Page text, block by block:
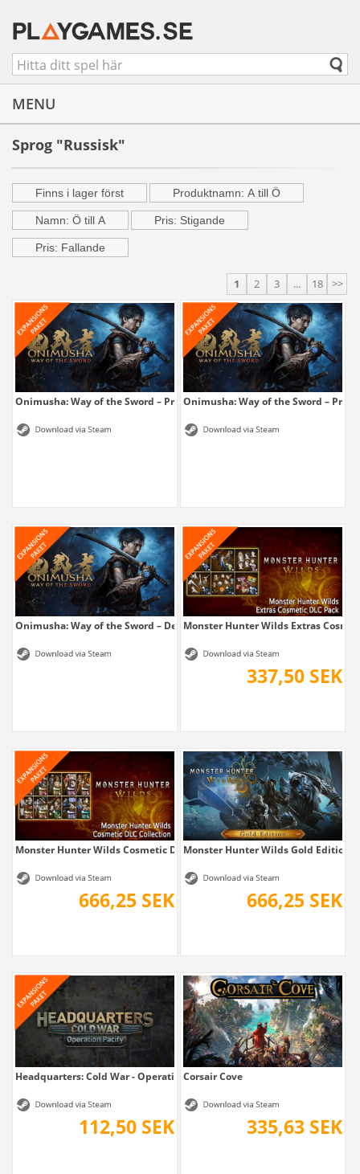
MENU
Sprog "Russisk"
Finns i lager först Produktnamn: A till Ö
Namn: Ö till A Pris: Stigande
Pris: Fallande
1 2 3 ... 18 >>
Onimusha: Way of the Sword – Premium...Onimusha: Way of the Sword –
Onimusha: Way of the Sword – Deluxe KitMonster Hunter Wilds Extras
337,50 SEK
Monster Hunter Wilds Cosmetic DLC Collection
666,25 SEK
Monster Hunter Wilds Gold Edition
666,25 SEK
Headquarters: Cold War - Operation Pacify
112,50 SEK
Corsair Cove
335,63 SEK